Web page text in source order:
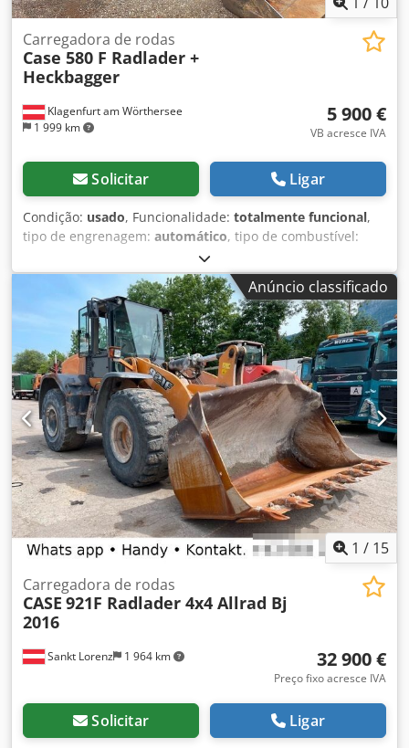
Klagenfurt am Wörthersee
1 999 km
Carregadora de rodas
Case 580 F Radlader +
Heckbagger
5 900 €
VB acresce IVA
Solicitar Ligar
Condição: usado, Funcionalidade: totalmente funcional,
tipo de engrenagem: automático, tipo de combustível:
7 500 kg
4x2, primeira matrícula:10/1977, Ano de fabrico:1977,
Equipamento:hidráulica, Tecnicamente em perfeito
estado Csdpfx Aot S Idreizsrf
Anúncio classificado
1 / 15
Sankt Lorenz 1 964 km
Carregadora de rodas
CASE 921F Radlader 4x4 Allrad Bj
2016
32 900 €
Preço fixo acresce IVA
Solicitar Ligar